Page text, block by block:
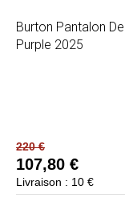
Burton Pantalon
Purple 2025
220 €
107,80 €
Livraison : 10 €